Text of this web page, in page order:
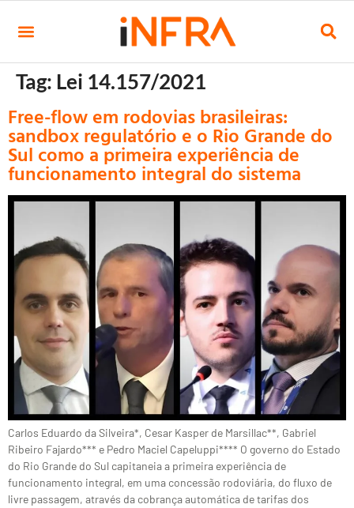
Tag: Lei 14.157/2021
Free-flow em rodovias brasileiras:
sandbox regulatório e o Rio Grande do
Sul como a primeira experiência de
funcionamento integral do sistema
Carlos Eduardo da Silveira*, Cesar Kasper de Marsillac**, Gabriel
Ribeiro Fajardo*** e Pedro Maciel Capeluppi**** O governo do Estado
do Rio Grande do Sul capitaneia a primeira experiência de
funcionamento integral, em uma concessão rodoviária, do fluxo de
livre passagem, através da cobrança automática de tarifas dos